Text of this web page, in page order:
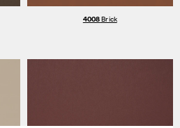
4008Brick